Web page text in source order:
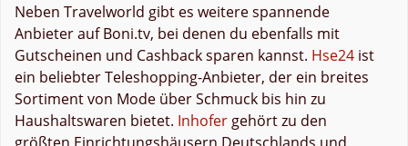
Neben Travelworld gibt es weitere spannende
Anbieter auf Boni.tv, bei denen du ebenfalls mit
Gutscheinen und Cashback sparen kannst. Hse24 ist
ein beliebter Teleshopping-Anbieter, der ein breites
Sortiment von Mode über Schmuck bis hin zu
Haushaltswaren bietet. Inhofer gehört zu den